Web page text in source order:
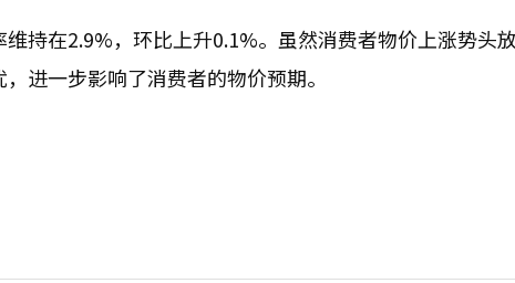
持在2.9%，环比上升0.1%。虽然消费者物价上涨势头放
进一步影响了消费者的物价预期。